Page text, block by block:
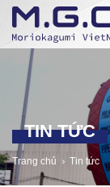
TIN TỨC
Trang chủ Tin tức